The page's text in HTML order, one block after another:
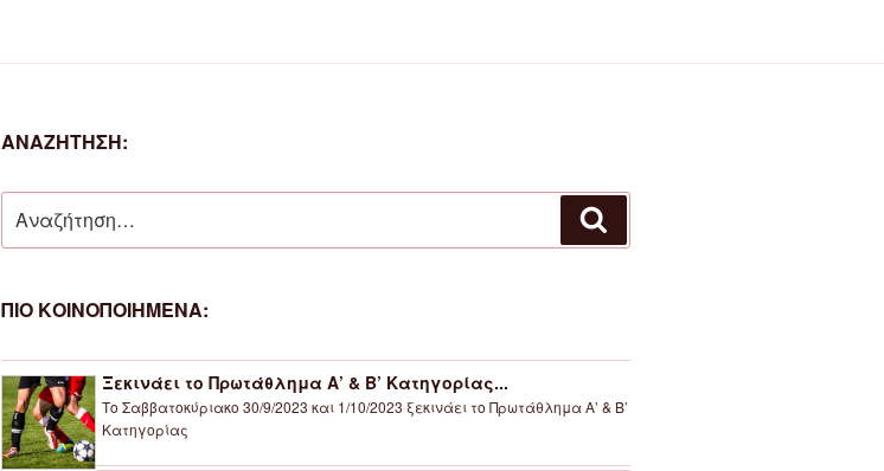
ΑΝΑΖΗΤΗΣΗ:
για:
ΠΙΟ ΚΟΙΝΟΠΟΙΗΜΕΝΑ:
Ξεκινάει το Πρωτάθλημα Α’ & Β’ Κατηγορίας...
Το Σαββατοκύριακο 30/9/2023 και 1/10/2023 ξεκινάει το Πρωτάθλημα Α’ & Β’
Κατηγορίας